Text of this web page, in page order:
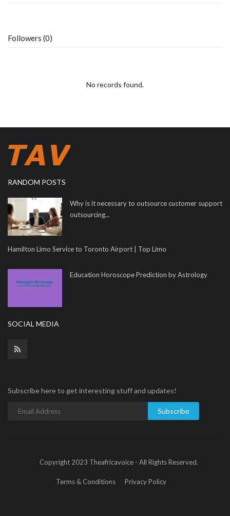
Followers (0)
No records found.
RANDOM POSTS
Why is it necessary to outsource customer support
outsourcing...
Hamilton Limo Service to Toronto Airport | Top Limo
Education Horoscope Prediction by Astrology
SOCIAL MEDIA
Subscribe here to get interesting stuff and updates!
Subscribe
Copyright 2023 Theafricavoice - All Rights Reserved.
Terms & Conditions Privacy Policy